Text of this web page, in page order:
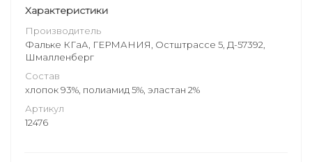
Характеристики
Производитель
Фальке КГаА, ГЕРМАНИЯ, Остштрассе 5, Д-57392,
Шмалленберг
Состав
хлопок 93%, полиамид 5%, эластан 2%
Артикул
12476